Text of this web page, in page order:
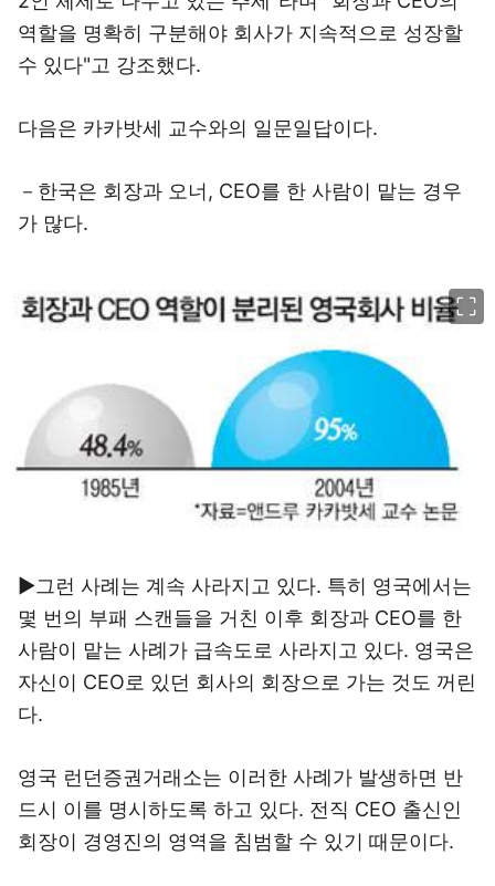
역할을 명확히 구분해야 회사가 지속적으로 성장할
수 있다"고 강조했다.
다음은 카카밧세 교수와의 일문일답이다.
－한국은 회장과 오너, CEO를 한 사람이 맡는 경우
가 많다.
▶그런 사례는 계속 사라지고 있다. 특히 영국에서는
몇 번의 부패 스캔들을 거친 이후 회장과 CEO를 한
사람이 맡는 사례가 급속도로 사라지고 있다. 영국은
자신이 CEO로 있던 회사의 회장으로 가는 것도 꺼린
다.
영국 런던증권거래소는 이러한 사례가 발생하면 반
드시 이를 명시하도록 하고 있다. 전직 CEO 출신인
회장이 경영진의 영역을 침범할 수 있기 때문이다.